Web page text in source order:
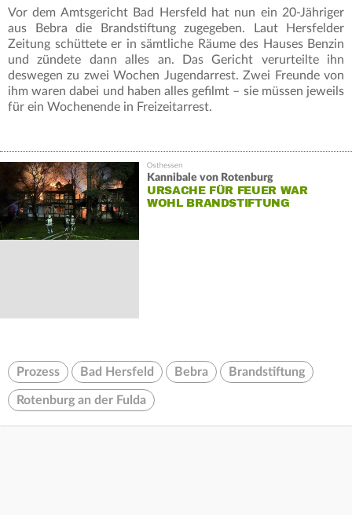
Vor dem Amtsgericht Bad Hersfeld hat nun ein 20-Jähriger
aus Bebra die Brandstiftung zugegeben. Laut Hersfelder
Zeitung schüttete er in sämtliche Räume des Hauses Benzin
und zündete dann alles an. Das Gericht verurteilte ihn
deswegen zu zwei Wochen Jugendarrest. Zwei Freunde von
ihm waren dabei und haben alles gefilmt – sie müssen jeweils
für ein Wochenende in Freizeitarrest.
Kannibale von Rotenburg
URSACHE FÜR FEUER WAR
WOHL BRANDSTIFTUNG
Prozess Bad Hersfeld Bebra Brandstiftung
Rotenburg an der Fulda